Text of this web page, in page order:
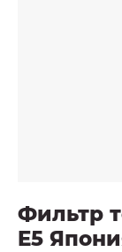
Фильтр
E5